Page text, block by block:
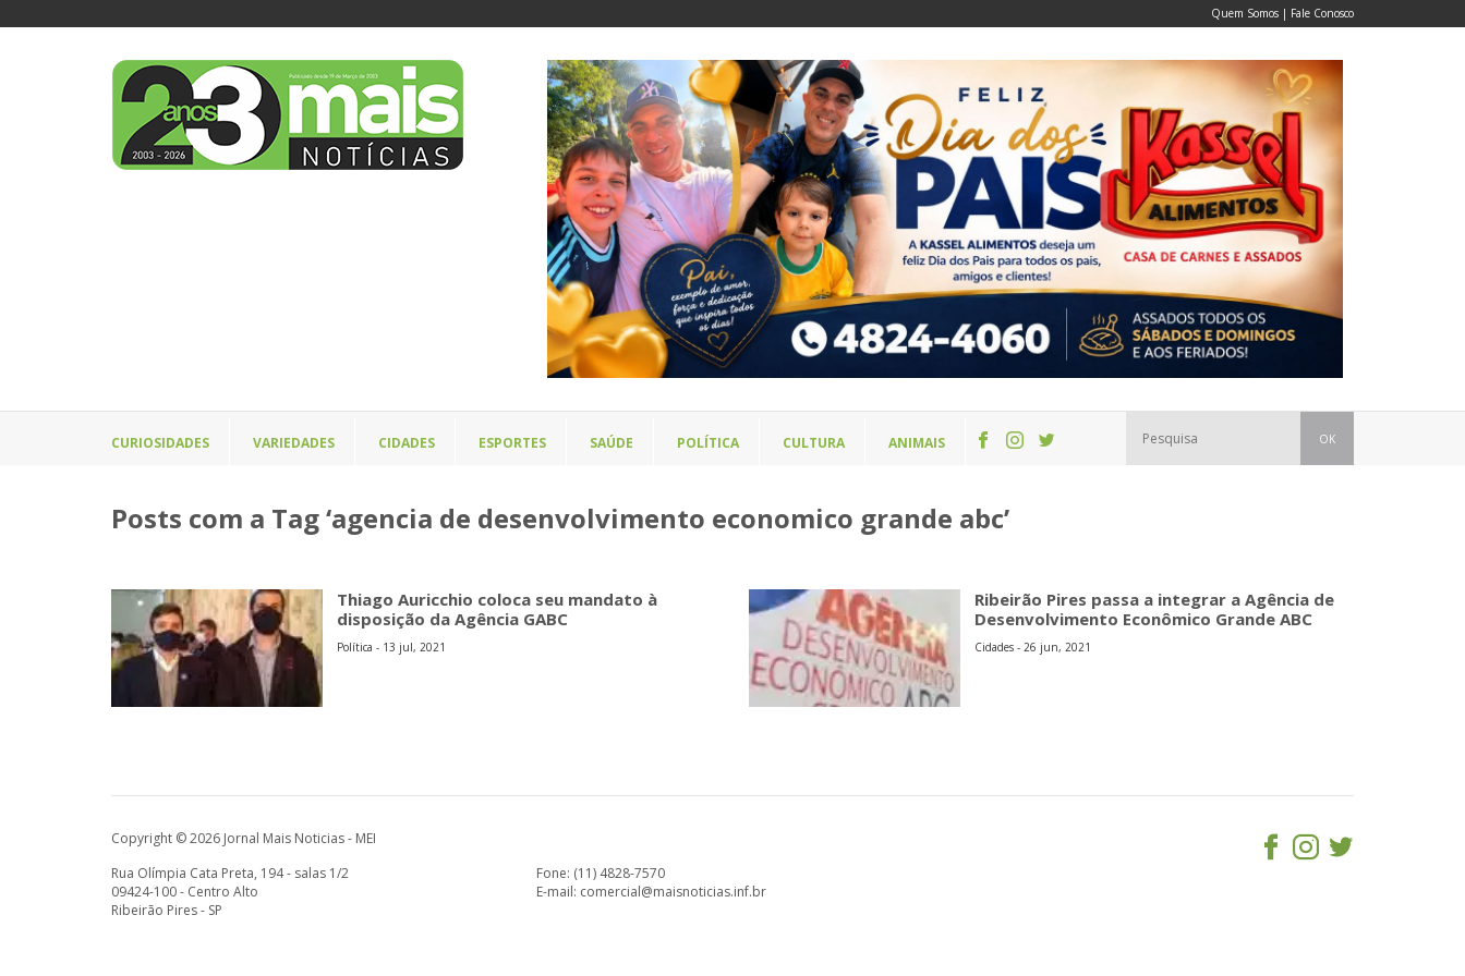
Quem Somos | Fale Conosco
CURIOSIDADES VARIEDADES CIDADES ESPORTES SAÚDE POLÍTICA CULTURA ANIMAIS OK
Posts com a Tag ‘agencia de desenvolvimento economico grande abc’
Thiago Auricchio coloca seu mandato à
disposição da Agência GABC
Política - 13 jul, 2021
Ribeirão Pires passa a integrar a Agência de
Desenvolvimento Econômico Grande ABC
Cidades - 26 jun, 2021
Copyright © 2026 Jornal Mais Noticias - MEI
Rua Olímpia Cata Preta, 194 - salas 1/2
09424-100 - Centro Alto
Ribeirão Pires - SP
Fone: (11) 4828-7570
E-mail: comercial@maisnoticias.inf.br